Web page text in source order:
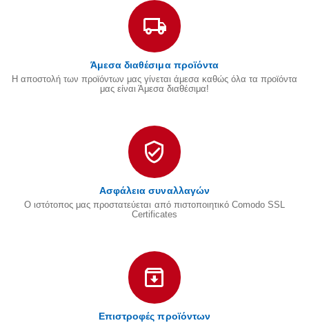
Άμεσα διαθέσιμα προϊόντα
Η αποστολή των προϊόντων μας γίνεται άμεσα καθώς όλα τα προϊόντα
μας είναι Άμεσα διαθέσιμα!
Ασφάλεια συναλλαγών
Ο ιστότοπος μας προστατεύεται από πιστοποιητικό Comodo SSL
Certificates
Επιστροφές προϊόντων